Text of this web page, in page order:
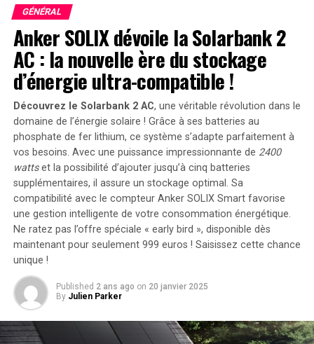
Il semble que cette unité ait bénéficié d’une certaine
flexibilité en matière de succès financier, dans l’intérêt
de l’innovation et des gains potentiels à long terme. Un
ancien cadre de la division des appareils, décrit par le
WSJ, a déclaré qu’au début d’Alexa, l’équipe des gadgets
d’Amazon « n’avait pas de calendrier de rentabilité »
lors du lancement de nouveaux produits.
Amazon est connu pour avoir vendu des haut-parleurs
Echo à bas prix, voire à perte, dans l’espoir de
rentabiliser Alexa par la suite. En 2019, Dave Limp, alors
vice-président senior des appareils chez Amazon, a
déclaré au WSJ : « Nous n’avons pas besoin de gagner de
l’argent lorsque nous vous vendons l’appareil. » Le WSJ
a noté que cette stratégie s’applique également à
d’autres appareils non spécifiés d’Amazon.
Cependant, les utilisateurs ont tendance à utiliser Alexa
pour des services gratuits, comme consulter la météo ou
l’heure, plutôt que pour effectuer des achats
GÉNÉRAL
Anker SOLIX dévoile la Solarbank 2
AC : la nouvelle ère du stockage
d’énergie ultra-compatible !
Découvrez le Solarbank 2 AC, une véritable révolution dans le
domaine de l’énergie solaire ! Grâce à ses batteries au
phosphate de fer lithium, ce système s’adapte parfaitement à
vos besoins. Avec une puissance impressionnante de 2400
wattset la possibilité d’ajouter jusqu’à cinq batteries
supplémentaires, il assure un stockage optimal. Sa
compatibilité avec le compteur Anker SOLIX Smart favorise
une gestion intelligente de votre consommation énergétique.
Ne ratez pas l’offre spéciale « early bird », disponible dès
maintenant pour seulement 999 euros ! Saisissez cette chance
unique !
Published 2 ans ago on 20 janvier 2025
By Julien Parker